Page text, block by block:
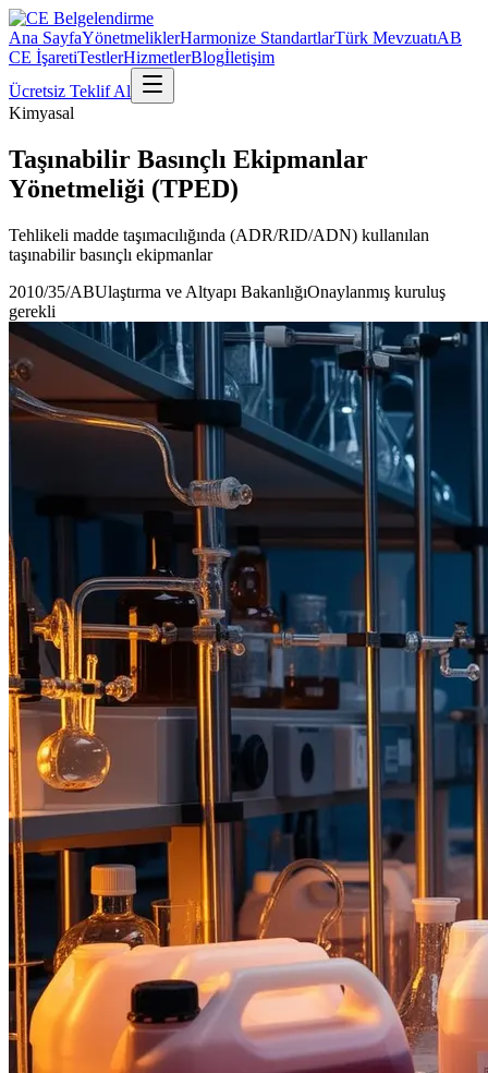
Ana SayfaYönetmeliklerHarmonize StandartlarTürk MevzuatıAB
CE İşaretiTestlerHizmetlerBlogİletişim
Ücretsiz Teklif Al
Kimyasal
Taşınabilir Basınçlı Ekipmanlar
Yönetmeliği (TPED)
Tehlikeli madde taşımacılığında (ADR/RID/ADN) kullanılan
taşınabilir basınçlı ekipmanlar
2010/35/ABUlaştırma ve Altyapı BakanlığıOnaylanmış kuruluş
gerekli